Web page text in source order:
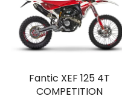
Fantic XEF 125 4T
COMPETITION